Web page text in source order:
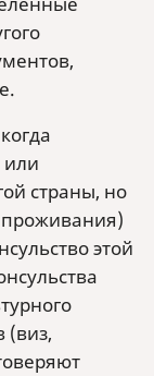
или
страны, но
проживания)
этой
(виз,